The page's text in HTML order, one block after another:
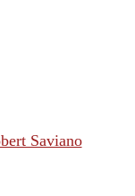
Saviano